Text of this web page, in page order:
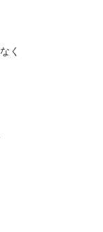
く